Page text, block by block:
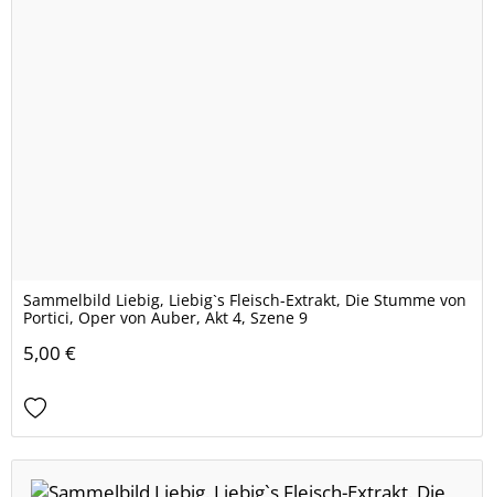
Sammelbild Liebig, Liebig`s Fleisch-Extrakt, Die Stumme von
Portici, Oper von Auber, Akt 4, Szene 9
5,00 €